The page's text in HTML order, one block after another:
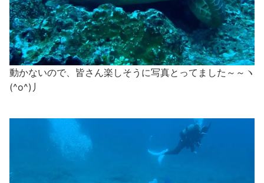
動かないので、皆さん楽しそうに写真とってました～～ヽ
(^o^)丿